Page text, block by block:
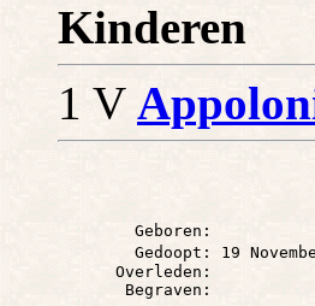
Kinderen
1 V
        Geboren:
Gedoopt: 19
      Overleden: